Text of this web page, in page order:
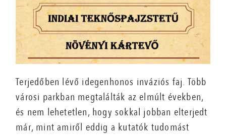
Terjedőben lévő idegenhonos inváziós faj. Több
városi parkban megtalálták az elmúlt években,
és nem lehetetlen, hogy sokkal jobban elterjedt
már, mint amiről eddig a kutatók tudomást